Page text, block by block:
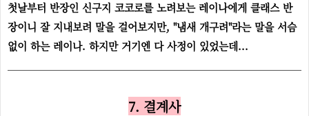
첫날부터 반장인 신구지 코코로를 노려보는 레이나에게 클래스 반
장이니 잘 지내보려 말을 걸어보지만, "냄새 개구려"라는 말을 서슴
없이 하는 레이나. 하지만 거기엔 다 사정이 있었는데...
7. 결계사